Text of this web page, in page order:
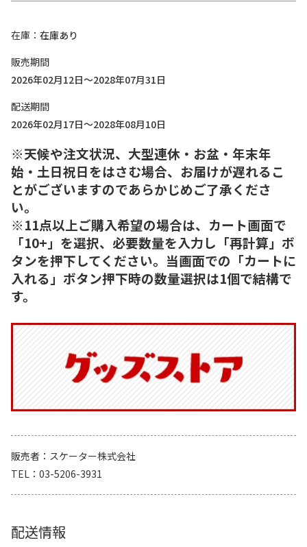
在庫
在庫あり
販売期間
2026年02月12日～2028年07月31日
配送期間
2026年02月17日～2028年08月10日
※天候や注文状況、大型連休・お盆・年末年
始・土日祝日をはさむ場合、お届けが遅れるこ
とがございますのであらかじめご了承くださ
い。
※11点以上ご購入希望の場合は、カート画面で
「10+」を選択、必要数量を入力し「再計算」ボ
タンを押下してください。当画面での「カートに
入れる」ボタン押下時の数量選択は1個で結構で
す。
販売者
スケーター株式会社
TEL
03-5206-3931
配送情報